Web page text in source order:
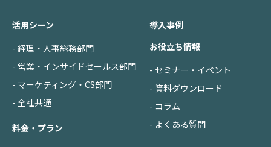
活用シーン
- 経理・人事総務部門
- 営業・インサイドセールス部門
- マーケティング・CS部門
- 全社共通
料金・プラン
導入事例
お役立ち情報
- セミナー・イベント
- 資料ダウンロード
- コラム
- よくある質問